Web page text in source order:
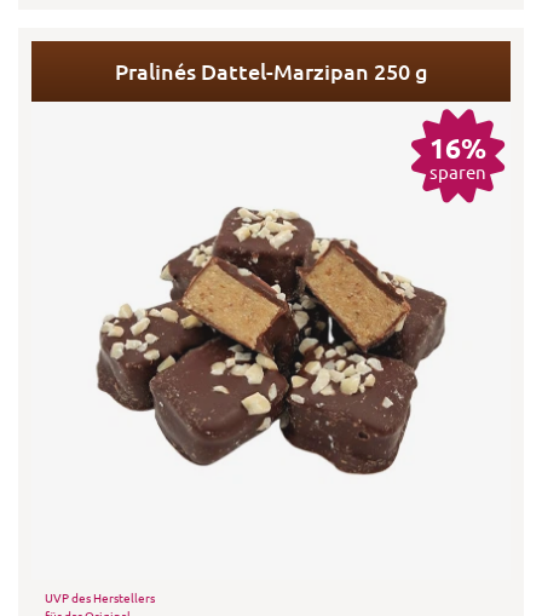
Pralinés Dattel-Marzipan 250 g
16%
sparen
UVP des Herstellers